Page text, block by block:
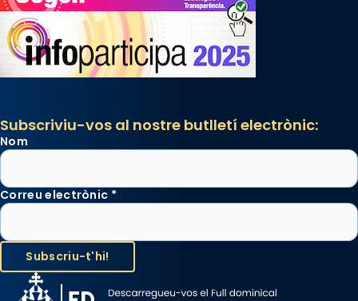
Subscriviu-vos al nostre butlletí electrònic:
Nom
Correu electrònic *